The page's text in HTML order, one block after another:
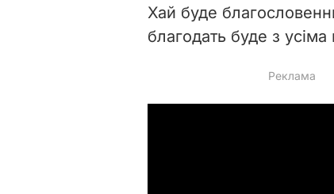
Хай буде
благодать буде з